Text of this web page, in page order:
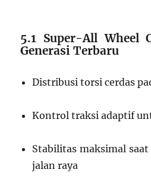
5.1 Super-All Wheel
Generasi Terbaru
Distribusi torsi cerdas
Kontrol traksi adaptif
Stabilitas maksimal
jalan raya